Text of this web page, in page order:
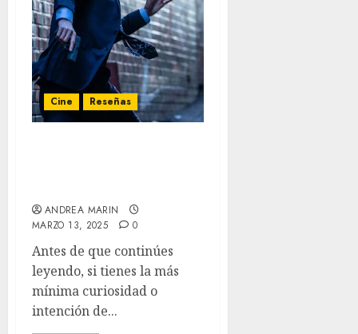
Cine Reseñas
ANDREA MARIN
MARZO 13, 2025
0
Antes de que continúes
leyendo, si tienes la más
mínima curiosidad o
intención de...